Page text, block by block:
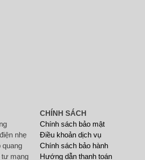
nhẹ
quang
tư mạng
CHÍNH SÁCH
Chính sách bảo mật
Điều khoản dịch vụ
Chính sách bảo hành
Hướng dẫn thanh toán